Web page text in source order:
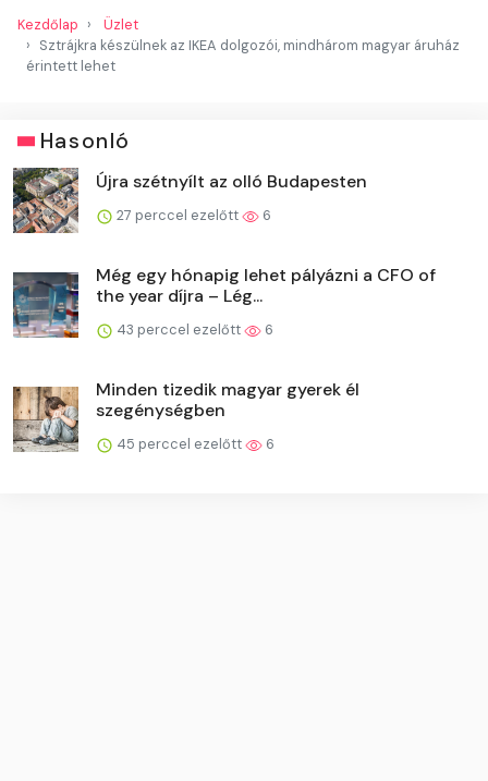
Kezdőlap
Üzlet
Sztrájkra készülnek az IKEA dolgozói, mindhárom magyar áruház
érintett lehet
Hasonló
Újra szétnyílt az olló Budapesten
27 perccel ezelőtt 6
Még egy hónapig lehet pályázni a CFO of
the year díjra – Lég...
43 perccel ezelőtt 6
Minden tizedik magyar gyerek él
szegénységben
45 perccel ezelőtt 6